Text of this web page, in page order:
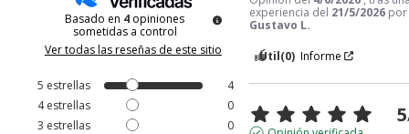
Basado en 4 opiniones
sometidas a control
Ver todas las reseñas de este sitio
5 estrellas
4
4estrellas
0
3 estrellas
0
experiencia del 21/5/2026 por
Gustavo L.
Útil(0) Informe
5